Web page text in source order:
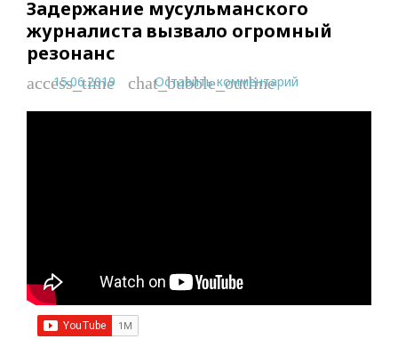
Задержание мусульманского
журналиста вызвало огромный
резонанс
access_time
15.06.2019 chat_bubble_outline
Оставить комментарий